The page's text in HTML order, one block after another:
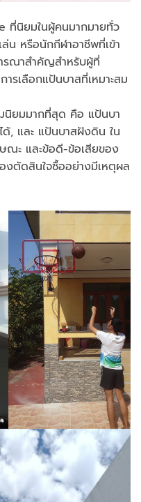
ที่นิยมในผู้คนมากมายทั่ว
ล่น หรือนักกีฬาอาชีพที่เข้า
รณาสำคัญสำหรับผู้ที่
รเลือกแป้นบาสที่เหมาะสม
นิยมมากที่สุด คือ แป้นบา
, และ แป้นบาสฝังดิน ใน
ณะ และข้อดี-ข้อเสียของ
งตัดสินใจซื้ออย่างมีเหตุผล